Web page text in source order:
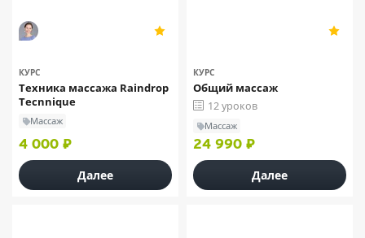
КУРС
Техника массажа Raindrop
Tecnnique
Массаж
4 000 ₽
Далее
КУРС
Общий массаж
12 уроков
Массаж
24 990 ₽
Далее